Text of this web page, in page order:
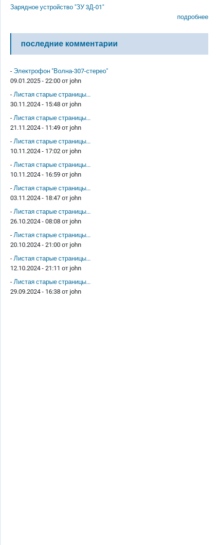
Зарядное устройство "ЗУ 3Д-01"
подробнее
последние комментарии
- Электрофон "Волна-307-стерео"
09.01.2025 - 22:00 от john
- Листая старые страницы...
30.11.2024 - 15:48 от john
- Листая старые страницы...
21.11.2024 - 11:49 от john
- Листая старые страницы...
10.11.2024 - 17:02 от john
- Листая старые страницы...
10.11.2024 - 16:59 от john
- Листая старые страницы...
03.11.2024 - 18:47 от john
- Листая старые страницы...
26.10.2024 - 08:08 от john
- Листая старые страницы...
20.10.2024 - 21:00 от john
- Листая старые страницы...
12.10.2024 - 21:11 от john
- Листая старые страницы...
29.09.2024 - 16:38 от john